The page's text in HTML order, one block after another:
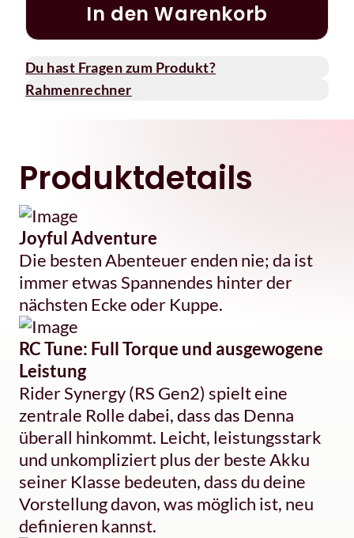
In den Warenkorb
Du hast Fragen zum Produkt?
Rahmenrechner
Produktdetails
Joyful Adventure
Die besten Abenteuer enden nie; da ist
immer etwas Spannendes hinter der
nächsten Ecke oder Kuppe.
RC Tune: Full Torque und ausgewogene
Leistung
Rider Synergy (RS Gen2) spielt eine
zentrale Rolle dabei, dass das Denna
überall hinkommt. Leicht, leistungsstark
und unkompliziert plus der beste Akku
seiner Klasse bedeuten, dass du deine
Vorstellung davon, was möglich ist, neu
definieren kannst.